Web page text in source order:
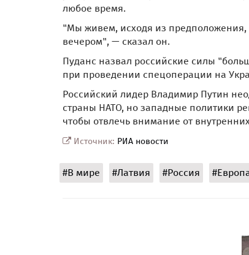
любое время.
"Мы живем, исходя из предположения,
вечером", — сказал он.
Пуданс назвал российские силы
при проведении спецоперации на
Российский лидер Владимир Путин
страны НАТО, но западные политики
чтобы отвлечь внимание от
Источник: РИА новости
#В мире #Латвия #Россия